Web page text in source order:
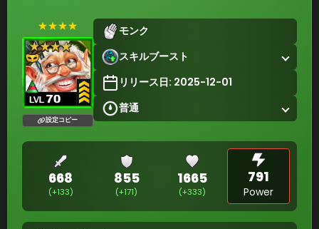
★★★★
設定コピー
モンク
スキルブースト
リリース日: 2025-12-01
普通
668
(+133)
855
(+171)
1665
(+333)
791
Power